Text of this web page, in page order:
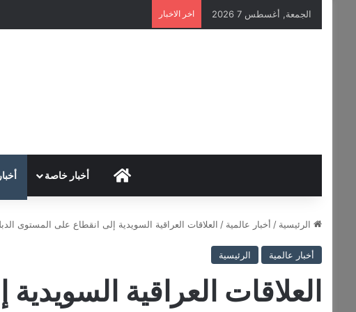
الجمعة, أغسطس 7 2026 اخر الاخبار
HOMEأخبار خاصة
الرئيسية / أخبار عالمية / العلاقات العراقية السويدية إلى انقطاع على المستوى
أخبار عالمية الرئيسية
العلاقات العراقية